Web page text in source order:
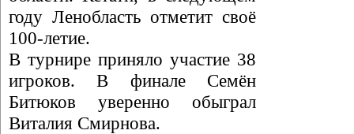
году Ленобласть отметит своё
100-летие.
В турнире приняло участие 38
игроков. В финале Семён
Битюков уверенно обыграл
Виталия Смирнова.